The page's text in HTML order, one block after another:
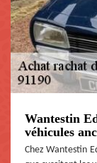
Wantestin
véhicules
Chez Wantestin